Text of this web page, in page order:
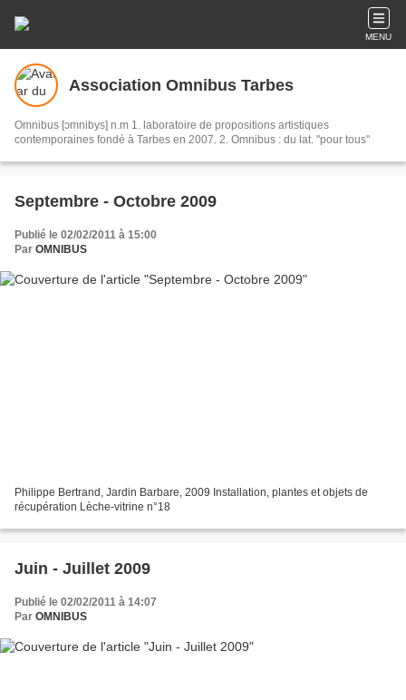
MENU
Association Omnibus Tarbes
Omnibus [ɔmnibys] n.m 1. laboratoire de propositions artistiques
contemporaines fondé à Tarbes en 2007. 2. Omnibus : du lat. "pour tous"
Septembre - Octobre 2009
Publié le 02/02/2011 à 15:00
Par OMNIBUS
Philippe Bertrand, Jardin Barbare, 2009 Installation, plantes et objets de
récupération Lèche-vitrine n°18
Juin - Juillet 2009
Publié le 02/02/2011 à 14:07
Par OMNIBUS